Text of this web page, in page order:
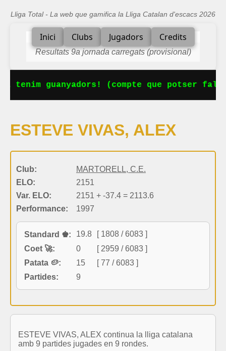
Lliga Total - La web que gamifica la Lliga Catalan d'escacs 2026
Inici Clubs Jugadors Credits
Resultats 9a jornada carregats (provisional)
tenim guanyadors! (compte que potser
ESTEVE VIVAS, ALEX
Club:
MARTORELL, C.E.
ELO:
2151
Var. ELO:
2151 + -37.4 = 2113.6
Performance:
1997
Standard ♚: 19.8
[ 1808 / 6083 ]
Coet 🚀:
0
[ 2959 / 6083 ]
Patata 🥔:
15
[ 77 / 6083 ]
Partides:
9
ESTEVE VIVAS, ALEX continua la lliga catalana
amb 9 partides jugades en 9 rondes.